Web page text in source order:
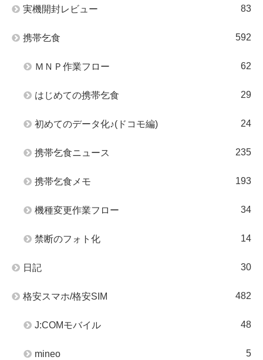
実機開封レビュー 83
携帯乞食 592
ＭＮＰ作業フロー 62
はじめての携帯乞食 29
初めてのデータ化♪(ドコモ編) 24
携帯乞食ニュース 235
携帯乞食メモ 193
機種変更作業フロー 34
禁断のフォト化 14
日記 30
格安スマホ/格安SIM 482
J:COMモバイル 48
mineo 5